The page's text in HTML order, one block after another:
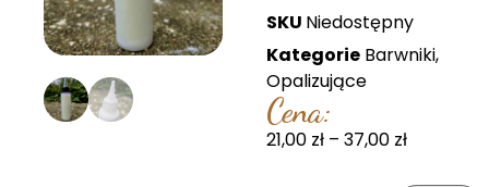
SKU Niedostępny
Kategorie Barwniki,
Opalizujące
Cena:
21,00 zł – 37,00 zł